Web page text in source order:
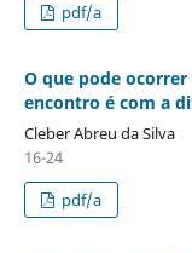
pdf/a
O que pode
encontro é com a
Cleber Abreu da Silva
16-24
pdf/a